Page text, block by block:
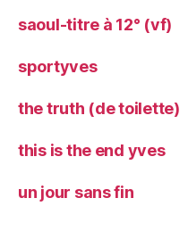
saoul-titre à 12° (vf)
sportyves
the truth (de toilette)
this is the end yves
un jour sans fin